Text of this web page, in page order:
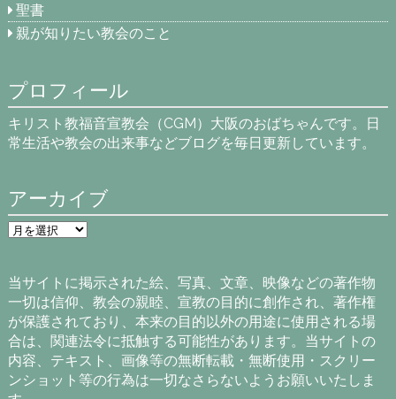
聖書
親が知りたい教会のこと
プロフィール
キリスト教福音宣教会（CGM）大阪のおばちゃんです。日
常生活や教会の出来事などブログを毎日更新しています。
アーカイブ
ア
ー
ブ
当サイトに掲示された絵、写真、文章、映像などの著作物
一切は信仰、教会の親睦、宣教の目的に創作され、著作権
が保護されており、本来の目的以外の用途に使用される場
合は、関連法令に抵触する可能性があります。当サイトの
内容、テキスト、画像等の無断転載・無断使用・スクリー
ンショット等の行為は一切なさらないようお願いいたしま